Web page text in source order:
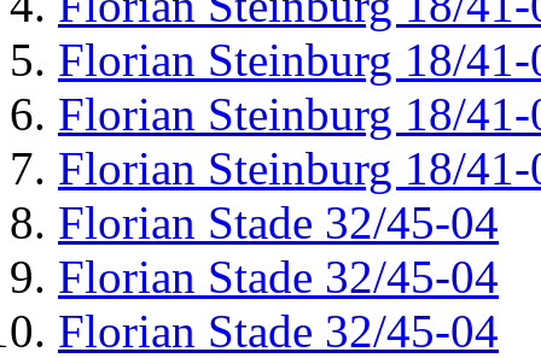
Florian Steinburg 18/41-
Florian Steinburg 18/41-
Florian Steinburg 18/41-
Florian Stade 32/45-04
Florian Stade 32/45-04
Florian Stade 32/45-04